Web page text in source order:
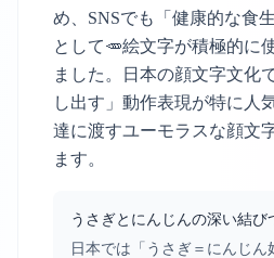
め、SNSでも「健康的な食
として🥕絵文字が積極的に
ました。日本の顔文字文化
し出す」動作表現が特に人
達に渡すユーモラスな顔文
ます。
うさぎとにんじんの深い結び
日本では「うさぎ＝にんじ